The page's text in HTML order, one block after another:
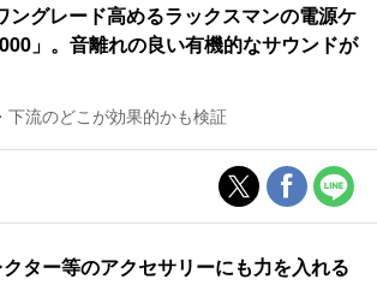
ングレード高めるラックスマンの電源ケ
」。音離れの良い有機的なサウンドが
下流のどこが効果的かも検証
ター等のアクセサリーにも力を入れる